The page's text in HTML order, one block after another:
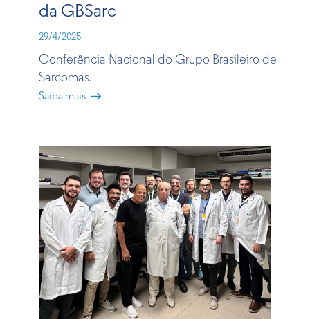
da GBSarc
29/4/2025
Conferência Nacional do Grupo Brasileiro de
Sarcomas.
Saiba mais